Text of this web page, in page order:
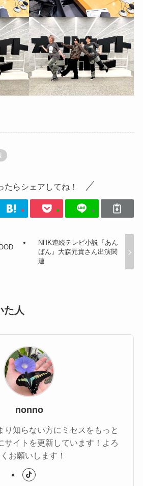
たらシェアしてね！
NHK連続テレビ小説『あん
ぱん』大森元貴さん出演関
連
た人
nonno
り知らない方にミセスをもっと
サイトを更新しています！よろ
お願いします！